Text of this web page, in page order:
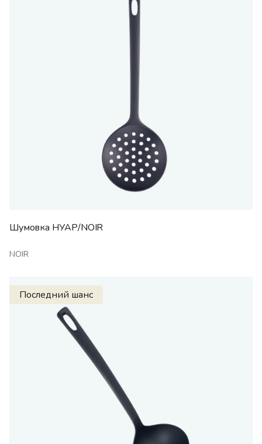
Шумовка НУАР/NOIR
NOIR
Последний шанс